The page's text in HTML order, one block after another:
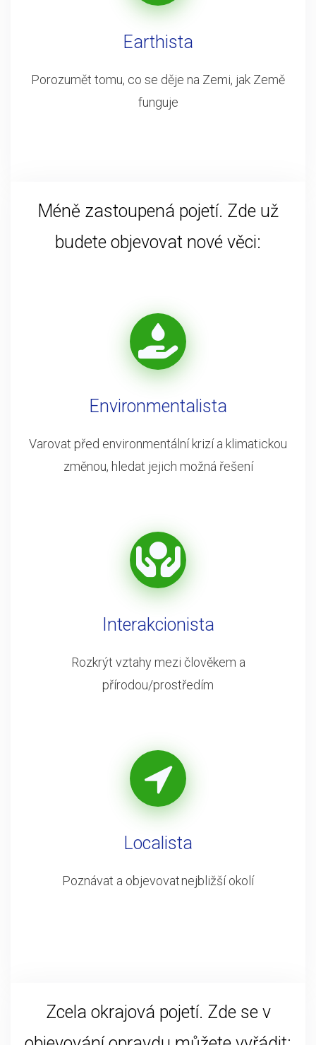
Earthista
Porozumět tomu, co se děje na Zemi, jak Země
funguje
Méně zastoupená pojetí. Zde už
budete objevovat nové věci:
Environmentalista
Varovat před environmentální krizí a klimatickou
změnou, hledat jejich možná řešení
Interakcionista
Rozkrýt vztahy mezi člověkem a
přírodou/prostředím
Localista
Poznávat a objevovat nejbližší okolí
Zcela okrajová pojetí. Zde se v